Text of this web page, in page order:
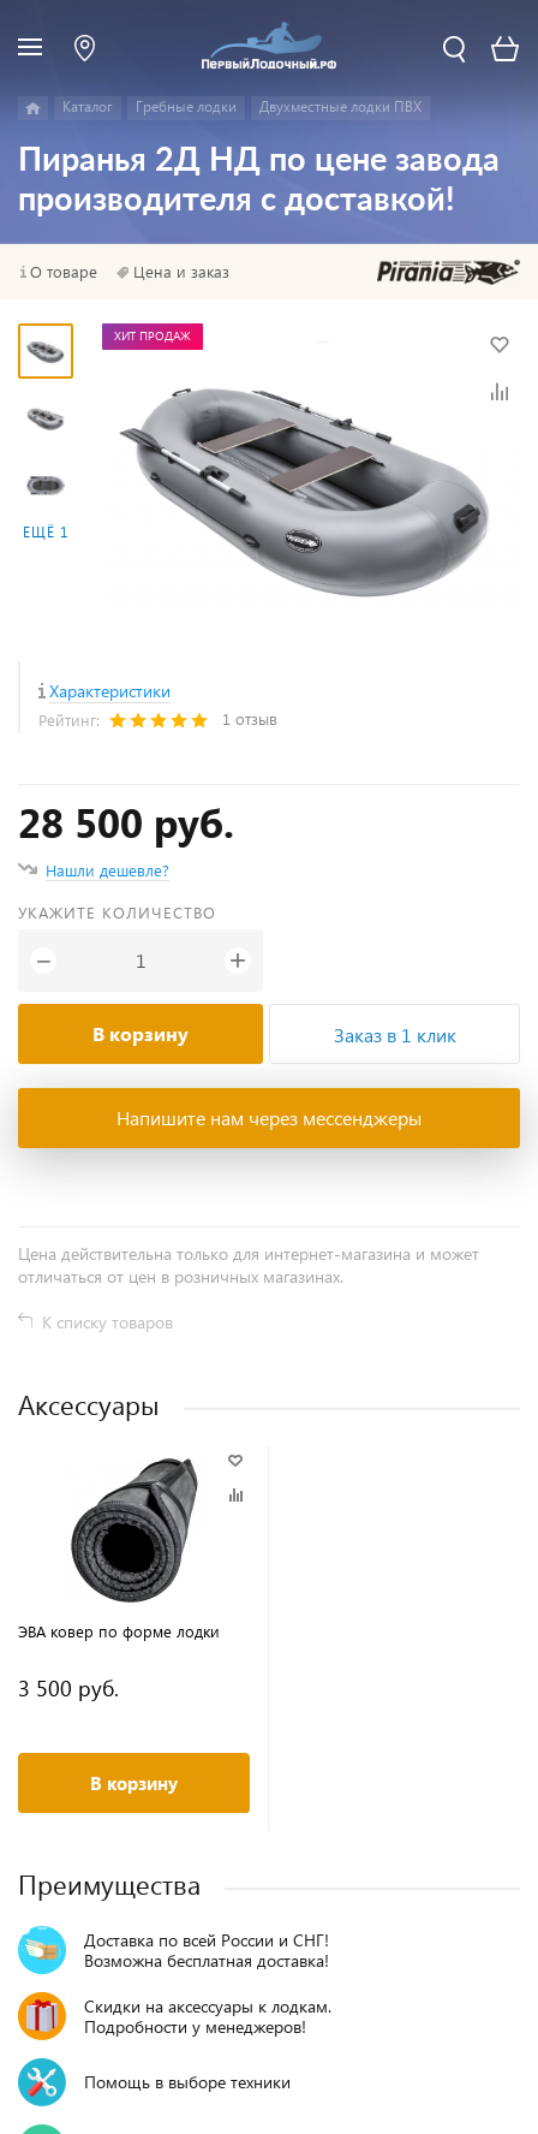
Каталог Гребные лодки Двухместные лодки ПВХ
Пиранья 2Д НД по цене завода
производителя с доставкой!
О товаре Цена и заказ
ЕЩЁ 1
ХИТ ПРОДАЖ
Характеристики
Рейтинг: 1 отзыв
28 500 руб.
Нашли дешевле?
УКАЖИТЕ КОЛИЧЕСТВО
− +
В корзину Заказ в 1 клик
Напишите нам через мессенджеры
Цена действительна только для интернет-магазина и может
отличаться от цен в розничных магазинах.
К списку товаров
Аксессуары
ЭВА ковер по форме лодки
3 500 руб.
В корзину
Преимущества
Доставка по всей России и СНГ!
Возможна бесплатная доставка!
Скидки на аксессуары к лодкам.
Подробности у менеджеров!
Помощь в выборе техники